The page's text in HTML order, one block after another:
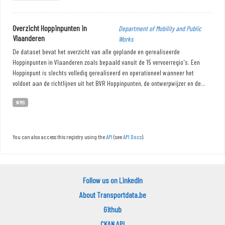
Overzicht Hoppinpunten in
Vlaanderen
Department of Mobility and Public
Works
De dataset bevat het overzicht van alle geplande en gerealiseerde
Hoppinpunten in Vlaanderen zoals bepaald vanuit de 15 vervoerregio's. Een
Hoppinpunt is slechts volledig gerealiseerd en operationeel wanneer het
voldoet aan de richtlijnen uit het BVR Hoppinpunten, de ontwerpwijzer en de...
WMS
You can also access this registry using theAPI (seeAPI Docs).
Follow us on LinkedIn
About Transportdata.be
Github